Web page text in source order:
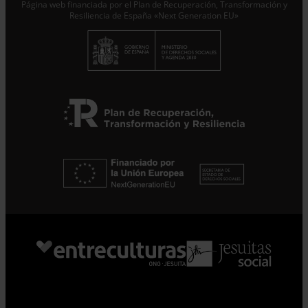
Página web financiada por el Plan de Recuperación, Transformación y
Resiliencia de España «Next Generation EU»